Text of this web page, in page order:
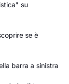
su
se è
barra a sinistra